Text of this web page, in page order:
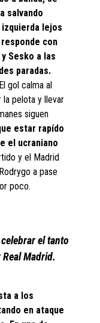
salvando
lejos
con
Sesko a las
paradas.
El gol calma al
la pelota y llevar
siguen
estar rapído
el ucraniano
y el Madrid
a pase
poco.
el tanto
Madrid.
a los
en ataque